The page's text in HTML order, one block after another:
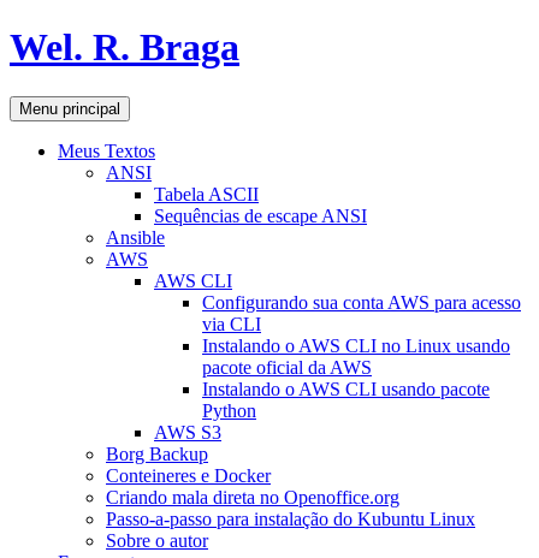
Pular
para
conteúdo
Wel. R. Braga
Pesquisar
Menu principal
Meus Textos
ANSI
Tabela ASCII
Sequências de escape ANSI
Ansible
AWS
AWS CLI
Configurando sua conta AWS para acesso
via CLI
Instalando o AWS CLI no Linux usando
pacote oficial da AWS
Instalando o AWS CLI usando pacote
Python
AWS S3
Borg Backup
Conteineres e Docker
Criando mala direta no Openoffice.org
Passo-a-passo para instalação do Kubuntu Linux
Sobre o autor